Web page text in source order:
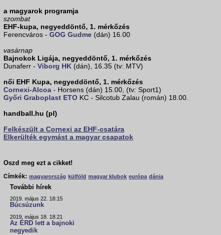
a magyarok programja
szombat
EHF-kupa, negyeddöntő, 1. mérkőzés
Ferencváros - GOG Gudme (dán) 16.00
vasárnap
Bajnokok Ligája, negyeddöntő, 1. mérkőzés
Dunaferr - Viborg HK (dán), 16.35 (tv: MTV)
női EHF Kupa, negyeddöntő, 1. mérkőzés
Cornexi-Alcoa - Horsens (dán) 15.00, (tv: Sport1)
Győri Graboplast ETO KC - Silcotub Zalau (román) 18.00.
handball.hu (pl)
Felkészült a Cornexi az EHF-csatára
Elkerülték egymást a magyar csapatok
Oszd meg ezt a cikket!
Címkék: magyarország külföld magyar klubok európa dánia
További hírek
2019. május 22. 18:15
Búcsúzunk
2019. május 18. 18:21
Az ÉRD lett a bajnoki
negyedik